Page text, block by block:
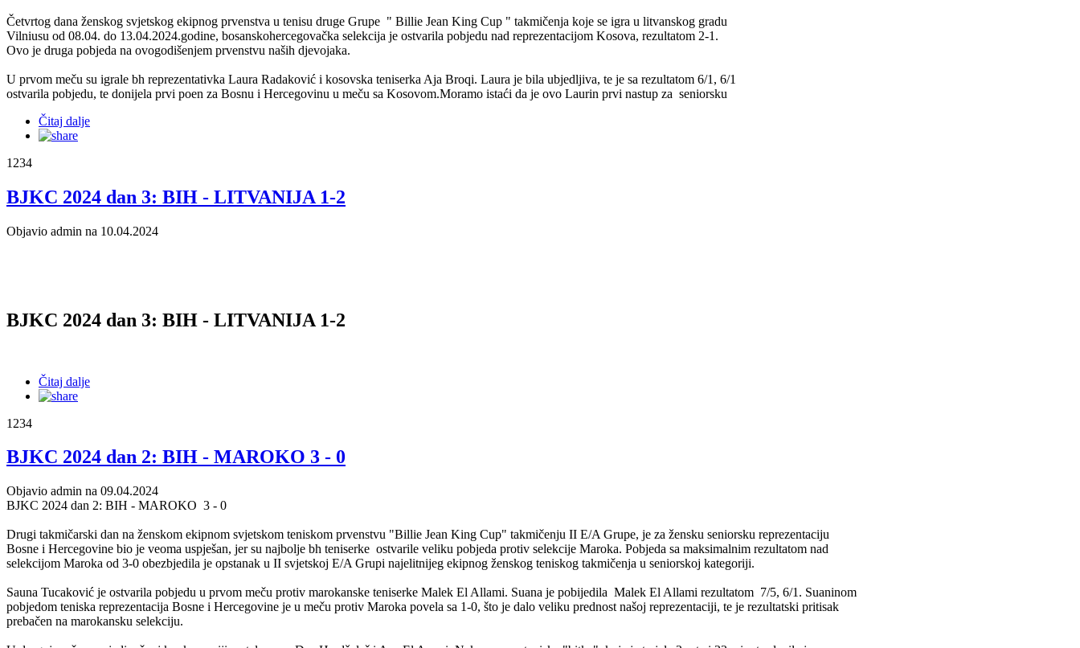
Četvrtog dana ženskog svjetskog ekipnog prvenstva u tenisu druge Grupe " Billie Jean King Cup " takmičenja koje se igra u litvanskog gradu
Vilniusu od 08.04. do 13.04.2024.godine, bosanskohercegovačka selekcija je ostvarila pobjedu nad reprezentacijom Kosova, rezultatom 2-1.
Ovo je druga pobjeda na ovogodišenjem prvenstvu naših djevojaka.
U prvom meču su igrale bh reprezentativka Laura Radaković i kosovska teniserka Aja Broqi. Laura je bila ubjedljiva, te je sa rezultatom 6/1, 6/1
ostvarila pobjedu, te donijela prvi poen za Bosnu i Hercegovinu u meču sa Kosovom.Moramo istaći da je ovo Laurin prvi nastup za seniorsku
Čitaj dalje
1234
BJKC 2024 dan 3: BIH - LITVANIJA 1-2
Objavio admin na 10.04.2024
BJKC 2024 dan 3: BIH - LITVANIJA 1-2
Čitaj dalje
1234
BJKC 2024 dan 2: BIH - MAROKO 3 - 0
Objavio admin na 09.04.2024
BJKC 2024 dan 2: BIH - MAROKO 3 - 0
Drugi takmičarski dan na ženskom ekipnom svjetskom teniskom prvenstvu "Billie Jean King Cup" takmičenju II E/A Grupe, je za žensku seniorsku reprezentaciju
Bosne i Hercegovine bio je veoma uspješan, jer su najbolje bh teniserke ostvarile veliku pobjeda protiv selekcije Maroka. Pobjeda sa maksimalnim rezultatom nad
selekcijom Maroka od 3-0 obezbjedila je opstanak u II svjetskoj E/A Grupi najelitnijeg ekipnog ženskog teniskog takmičenja u seniorskoj kategoriji.
Sauna Tucaković je ostvarila pobjedu u prvom meču protiv marokanske teniserke Malek El Allami. Suana je pobijedila Malek El Allami rezultatom 7/5, 6/1. Suaninom
pobjedom teniska reprezentacija Bosne i Hercegovine je u meču protiv Maroka povela sa 1-0, što je dalo veliku prednost našoj reprezentaciji, te je rezultatski pritisak
prebačen na marokansku selekciju.